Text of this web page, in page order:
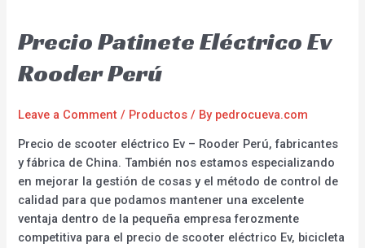
Precio Patinete Eléctrico Ev
Rooder Perú
Leave a Comment / Productos / By pedrocueva.com
Precio de scooter eléctrico Ev – Rooder Perú, fabricantes
y fábrica de China. También nos estamos especializando
en mejorar la gestión de cosas y el método de control de
calidad para que podamos mantener una excelente
ventaja dentro de la pequeña empresa ferozmente
competitiva para el precio de scooter eléctrico Ev, bicicleta